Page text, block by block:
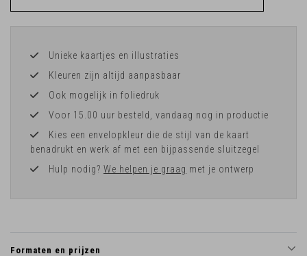
Unieke kaartjes en illustraties
Kleuren zijn altijd aanpasbaar
Ook mogelijk in foliedruk
Voor 15.00 uur besteld, vandaag nog in productie
Kies een envelopkleur die de stijl van de kaart
benadrukt en werk af met een bijpassende sluitzegel
Hulp nodig? We helpen je graag met je ontwerp
Formaten en prijzen